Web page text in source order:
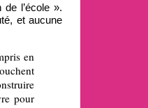
l’école ».
et aucune
en
pour